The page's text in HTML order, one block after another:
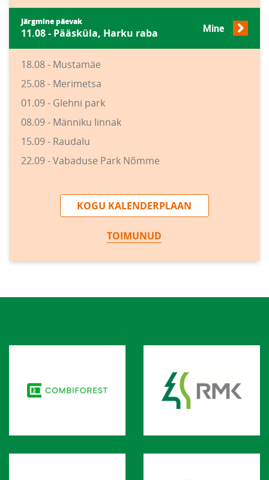
Järgmine päevak
11.08 - Pääsküla, Harku raba Mine
18.08 - Mustamäe
25.08 - Merimetsa
01.09 - Glehni park
08.09 - Männiku linnak
15.09 - Raudalu
22.09 - Vabaduse Park Nõmme
KOGU KALENDERPLAAN
TOIMUNUD